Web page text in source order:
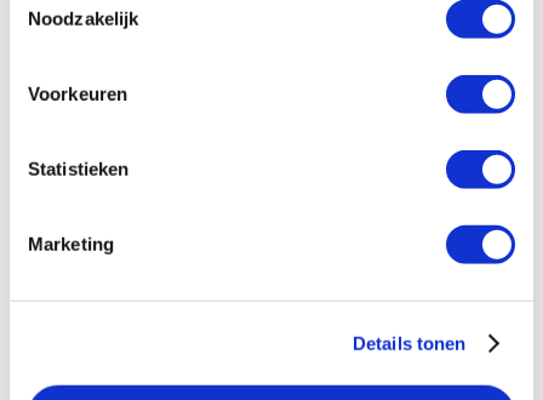
Noodzakelijk
Voorkeuren
Statistieken
Marketing
Details tonen